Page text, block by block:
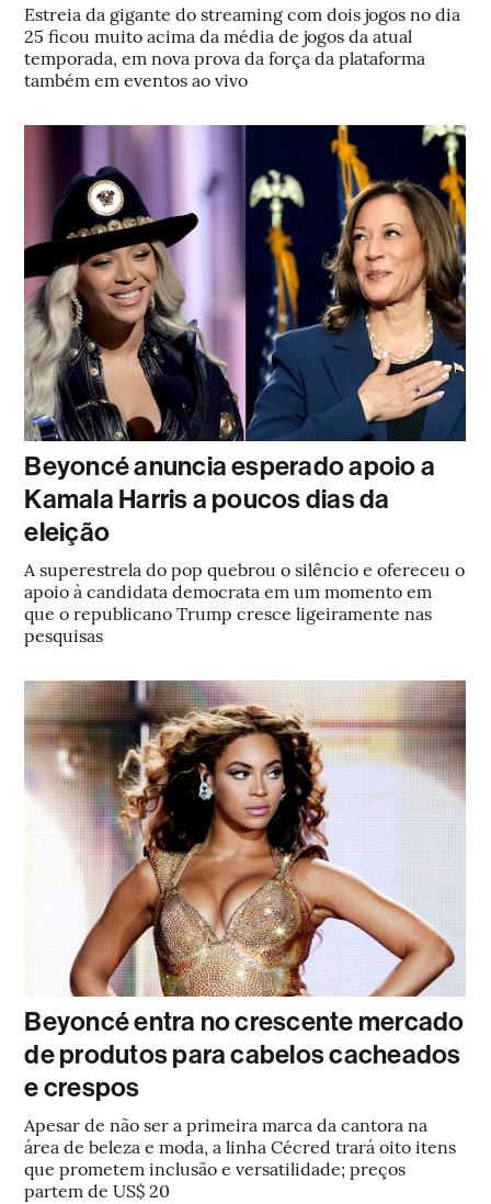
Estreia da gigante do streaming com dois jogos no dia
25 ficou muito acima da média de jogos da atual
temporada, em nova prova da força da plataforma
também em eventos ao vivo
Beyoncé anuncia esperado apoio a
Kamala Harris a poucos dias da
eleição
A superestrela do pop quebrou o silêncio e ofereceu o
apoio à candidata democrata em um momento em
que o republicano Trump cresce ligeiramente nas
pesquisas
Beyoncé entra no crescente mercado
de produtos para cabelos cacheados
e crespos
Apesar de não ser a primeira marca da cantora na
área de beleza e moda, a linha Cécred trará oito itens
que prometem inclusão e versatilidade; preços
partem de US$ 20